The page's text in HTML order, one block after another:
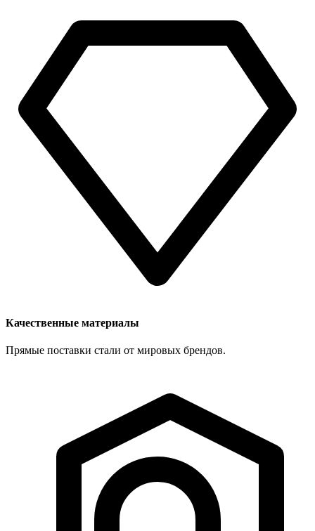
Качественные материалы
Прямые поставки стали от мировых брендов.